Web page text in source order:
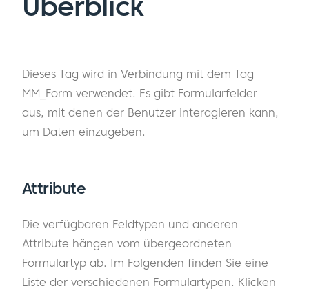
Dieses Tag wird in Verbindung mit dem Tag
MM_Form verwendet. Es gibt Formularfelder
aus, mit denen der Benutzer interagieren kann,
um Daten einzugeben.
Attribute
Die verfügbaren Feldtypen und anderen
Attribute hängen vom übergeordneten
Formulartyp ab. Im Folgenden finden Sie eine
Liste der verschiedenen Formulartypen. Klicken